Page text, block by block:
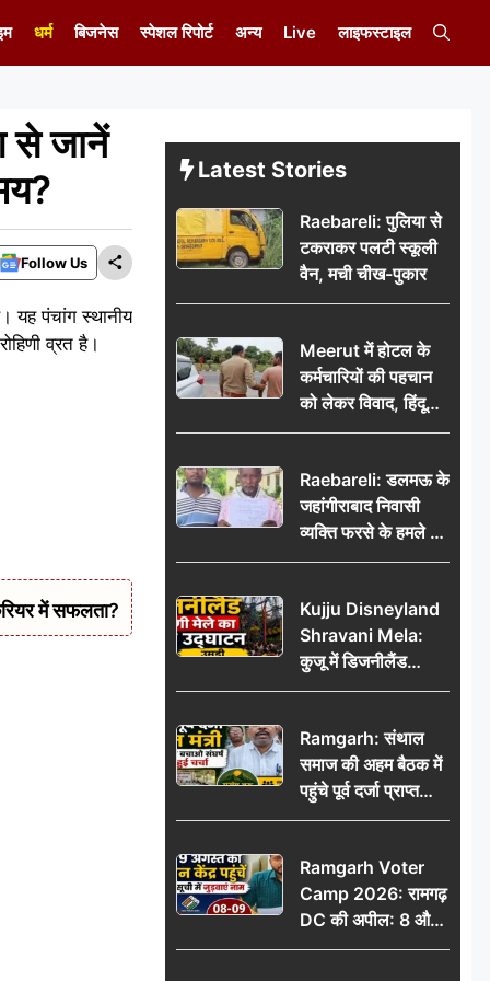
धर्म बिजनेस स्पेशल रिपोर्ट अन्य Live लाइफस्टाइल
से जानें
Follow Us
यह पंचांग स्थानीय
व्रत है।
में सफलता?
Latest Stories
Raebareli: पुलिया से
टकराकर पलटी स्कूली
वैन, मची चीख-पुकार
Meerut में होटल के
कर्मचारियों की पहचान
को लेकर विवाद, हिंदू
सुरक्षा संगठन ने उठाए
की मांग
Raebareli: डलमऊ के
जहांगीराबाद निवासी
व्यक्ति फरसे के हमले में
घायल थाने में शिकायत
हजार’, रकम न देने पर
कार्रवाई ठंडी!
Kujju Disneyland
Shravani Mela:
कुजू में डिजनीलैंड
श्रावणी मेले का भव्य
की भीड़
Ramgarh: संथाल
समाज की अहम बैठक में
पहुंचे पूर्व दर्जा प्राप्त
मंत्री, मरांग बुरू बचाओ
Ramgarh Voter
Camp 2026: रामगढ़
DC की अपील: 8 और
9 अगस्त को मतदान